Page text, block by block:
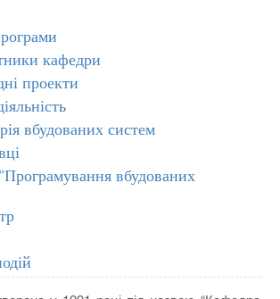
кафедри
проекти
вбудованих систем
вбудованих